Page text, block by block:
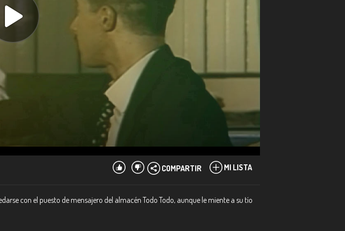
MI LISTA
COMPARTIR
con el puesto de mensajero del almacén Todo Todo, aunque le miente a su tío